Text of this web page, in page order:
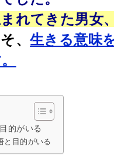
れてきた男女
、生きる意味
的がいる
と目的がいる